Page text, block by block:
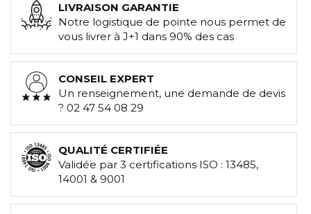
LIVRAISON GARANTIE
Notre logistique de pointe nous permet de
vous livrer à J+1 dans 90% des cas
CONSEIL EXPERT
Un renseignement, une demande de devis
? 02 47 54 08 29
QUALITÉ CERTIFIÉE
Validée par 3 certifications ISO : 13485,
14001 & 9001